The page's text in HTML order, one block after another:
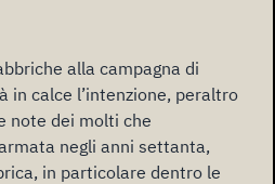
alla campagna di
in calce l’intenzione, peraltro
note dei molti che
negli anni settanta,
in particolare dentro le